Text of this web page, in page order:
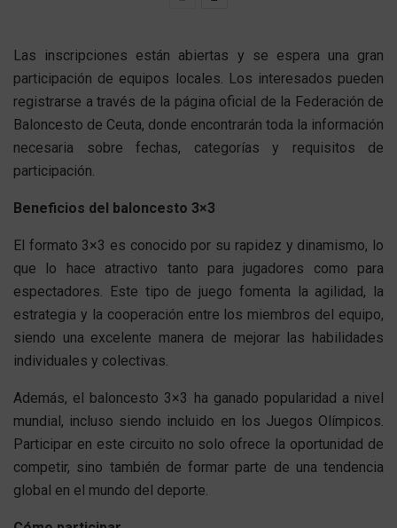
Las inscripciones están abiertas y se espera una gran
participación de equipos locales. Los interesados pueden
registrarse a través de la página oficial de la Federación de
Baloncesto de Ceuta, donde encontrarán toda la información
necesaria sobre fechas, categorías y requisitos de
participación.
Beneficios del baloncesto 3×3
El formato 3×3 es conocido por su rapidez y dinamismo, lo
que lo hace atractivo tanto para jugadores como para
espectadores. Este tipo de juego fomenta la agilidad, la
estrategia y la cooperación entre los miembros del equipo,
siendo una excelente manera de mejorar las habilidades
individuales y colectivas.
Además, el baloncesto 3×3 ha ganado popularidad a nivel
mundial, incluso siendo incluido en los Juegos Olímpicos.
Participar en este circuito no solo ofrece la oportunidad de
competir, sino también de formar parte de una tendencia
global en el mundo del deporte.